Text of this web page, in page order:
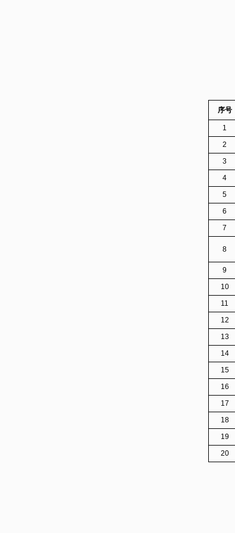
序号
1
2
3
4
5
6
7
8
9
10
11
12
13
14
15
16
17
18
19
20